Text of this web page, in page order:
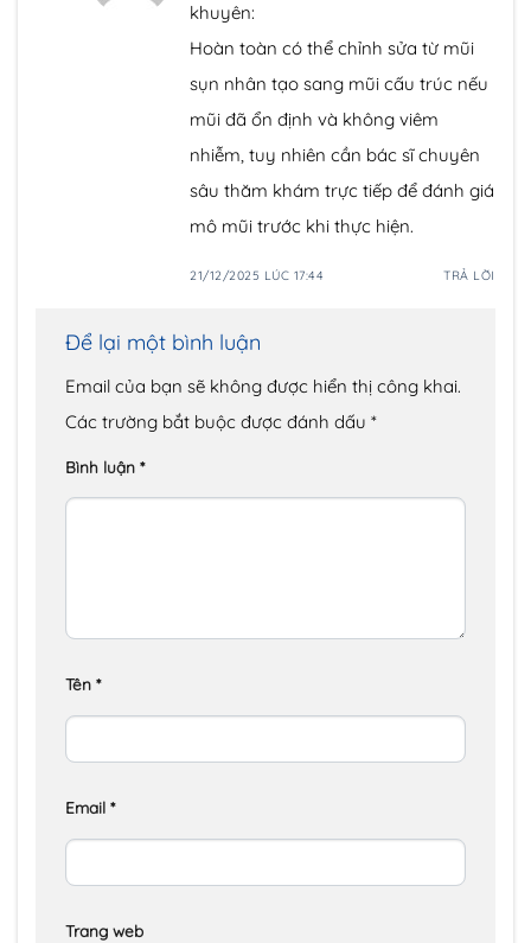
khuyên:
Hoàn toàn có thể chỉnh sửa từ mũi
sụn nhân tạo sang mũi cấu trúc nếu
mũi đã ổn định và không viêm
nhiễm, tuy nhiên cần bác sĩ chuyên
sâu thăm khám trực tiếp để đánh giá
mô mũi trước khi thực hiện.
21/12/2025 LÚC 17:44 TRẢ LỜI
Để lại một bình luận
Email của bạn sẽ không được hiển thị công khai.
Các trường bắt buộc được đánh dấu *
Bình luận *
Tên *
Email *
Trang web